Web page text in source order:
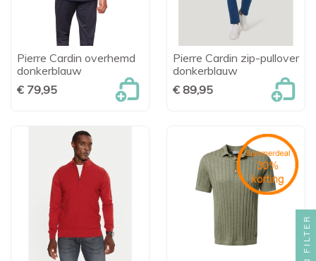
Pierre Cardin overhemd
donkerblauw
€ 79,95
Pierre Cardin zip-pullover
donkerblauw
€ 89,95
FILTER